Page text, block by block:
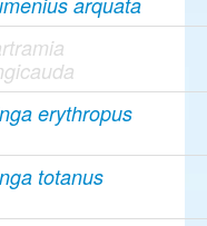
erythropus
totanus